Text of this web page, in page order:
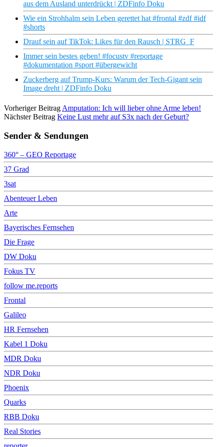
aus dem Ausland unterdrückt | ZDFinfo Doku
Wie ein Strohhalm sein Leben gerettet hat #frontal #zdf #idf
#shorts
Drauf sein auf TikTok: Likes für den Rausch | STRG_F
Immer sein bestes geben! #focustv #reportage
#dokumentation #sport #übergewicht
Zuckerberg auf Trump-Kurs: Warum der Tech-Gigant sein
Image dreht | ZDFinfo Doku
Vorheriger Beitrag Amputation: Ich will lieber ohne Arme leben!
Nächster Beitrag Keine Lust mehr auf S3x nach der Geburt?
Sender & Sendungen
360° – GEO Reportage
37 Grad
3sat
Abenteuer Leben
Arte
Bayerisches Fernsehen
Die Frage
DW Doku
Fokus TV
follow me.reports
Frontal
Galileo
HR Fernsehen
Kabel 1 Doku
MDR Doku
NDR Doku
Phoenix
Quarks
RBB Doku
Real Stories